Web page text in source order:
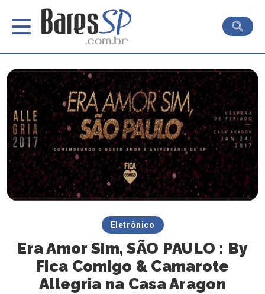
Eletrônico
Era Amor Sim, SÃO PAULO : By
Fica Comigo & Camarote
Allegria na Casa Aragon